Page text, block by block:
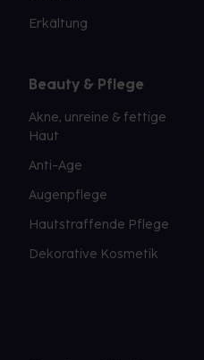
Erkältung
Beauty & Pflege
Akne, unreine & fettige
Haut
Anti-Age
Augenpflege
Hautstraffende Pflege
Dekorative Kosmetik